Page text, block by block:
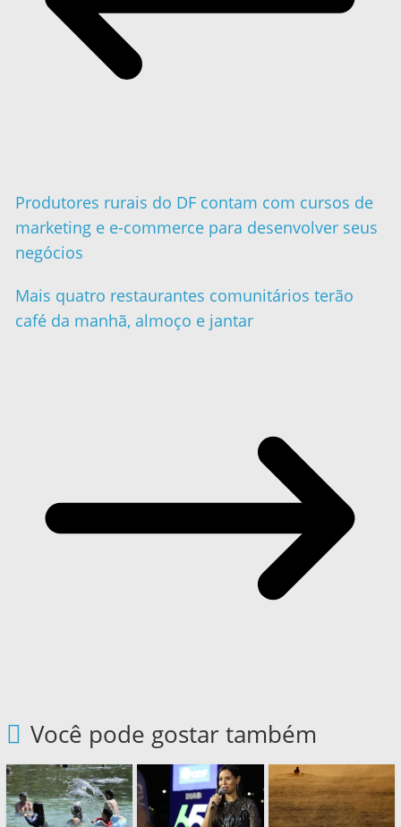
Produtores rurais do DF contam com cursos de
marketing e e-commerce para desenvolver seus
negócios
Mais quatro restaurantes comunitários terão
café da manhã, almoço e jantar
Você pode gostar também